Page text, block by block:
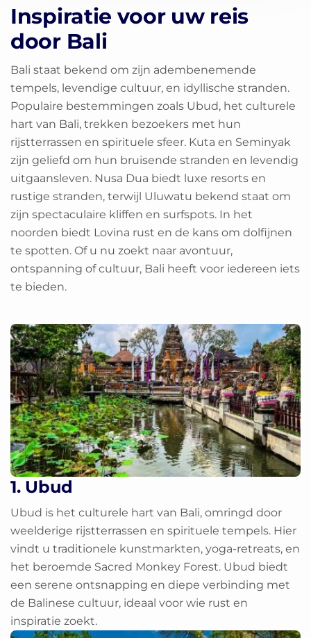
Inspiratie voor uw reis
door Bali
Bali staat bekend om zijn adembenemende
tempels, levendige cultuur, en idyllische stranden.
Populaire bestemmingen zoals Ubud, het culturele
hart van Bali, trekken bezoekers met hun
rijstterrassen en spirituele sfeer. Kuta en Seminyak
zijn geliefd om hun bruisende stranden en levendig
uitgaansleven. Nusa Dua biedt luxe resorts en
rustige stranden, terwijl Uluwatu bekend staat om
zijn spectaculaire kliffen en surfspots. In het
noorden biedt Lovina rust en de kans om dolfijnen
te spotten. Of u nu zoekt naar avontuur,
ontspanning of cultuur, Bali heeft voor iedereen iets
te bieden.
1. Ubud
Ubud is het culturele hart van Bali, omringd door
weelderige rijstterrassen en spirituele tempels. Hier
vindt u traditionele kunstmarkten, yoga-retreats, en
het beroemde Sacred Monkey Forest. Ubud biedt
een serene ontsnapping en diepe verbinding met
de Balinese cultuur, ideaal voor wie rust en
inspiratie zoekt.